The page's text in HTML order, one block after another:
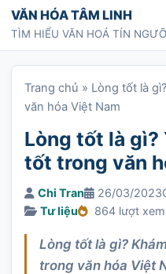
Chuyển tới nội dung
VĂN HÓA TÂM LINH
TÌM HIỂU VĂN HOÁ TÍN
Trang chủ » Lòng tốt là
văn hóa Việt Nam
Lòng tốt là gì?
tốt trong văn
Chi Tran 26/03/2023
Tư liệu
864 lượt xem
Lòng tốt là gì?
trong văn hóa Việt